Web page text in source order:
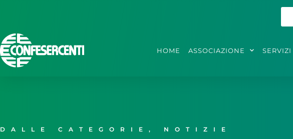
HOME ASSOCIAZIONE SERVIZI
DALLE CATEGORIE , NOTIZIE